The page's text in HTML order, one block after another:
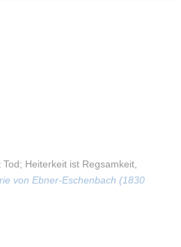
Heiterkeit ist Regsamkeit,
von Ebner-Eschenbach (1830